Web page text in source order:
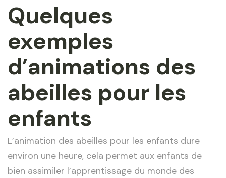
Quelques
exemples
d’animations des
abeilles pour les
enfants
L’animation des abeilles pour les enfants dure
environ une heure, cela permet aux enfants de
bien assimiler l’apprentissage du monde des